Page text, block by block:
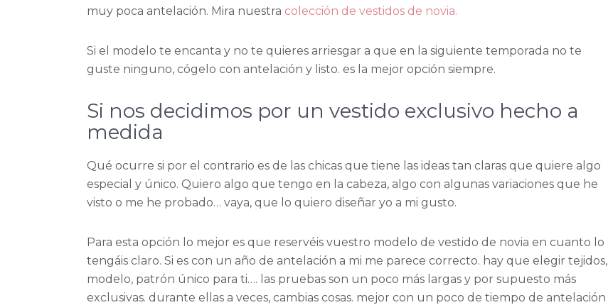
muy poca antelación. Mira nuestra colección de vestidos de novia.
Si el modelo te encanta y no te quieres arriesgar a que en la siguiente temporada no te
guste ninguno, cógelo con antelación y listo. es la mejor opción siempre.
Si nos decidimos por un vestido exclusivo hecho a
medida
Qué ocurre si por el contrario es de las chicas que tiene las ideas tan claras que quiere algo
especial y único. Quiero algo que tengo en la cabeza, algo con algunas variaciones que he
visto o me he probado… vaya, que lo quiero diseñar yo a mi gusto.
Para esta opción lo mejor es que reservéis vuestro modelo de vestido de novia en cuanto lo
tengáis claro. Si es con un año de antelación a mi me parece correcto. hay que elegir tejidos,
modelo, patrón único para ti…. las pruebas son un poco más largas y por supuesto más
exclusivas. durante ellas a veces, cambias cosas. mejor con un poco de tiempo de antelación